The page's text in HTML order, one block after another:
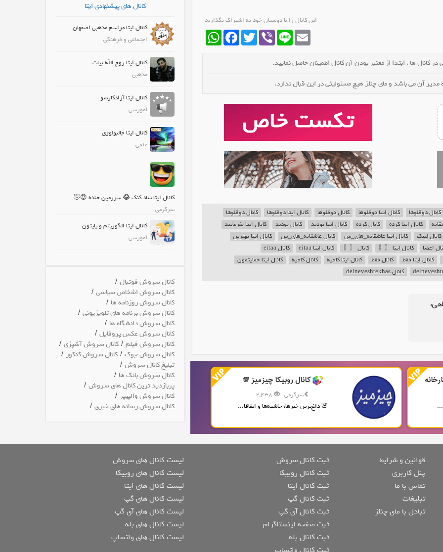
کنید 🙇🙏❤
این کانال را با دوستان خود به اشتراک بگذارید
WhatsAppFacebookTwitter Viber Line Email
کانال ها ، ابتدا از معتبر بودن آن کانال اطمینان حاصل نمایید.
آن می باشد و مای چنلز هیچ مسئولیتی در این قبال ندارد.
کانال دوقلوها کانال ایتا دوقلوها کانال دوقلوها کانال ایتا دوقلوها
کانال دوقلوها
کانال ایتا کرده کانال کرده کانال ایتا بودید کانال بودید
کانال ایتا بفرمایید
کانال لینک کانال ایتا عاشقانه_های_من کانال عاشقانه_های_من
کانال ایتا بهترین
اعضا کانال ایتا 〖〗 کانال 〖〗 کانال ایتا eitaa
کانال eitaa
کانال ایتا فقط کانال فقط کانال ایتا کافیه کانال کافیه
کانال ایتا حمایتمون
کانال delneveshtekhas
کانال روبیکا چیزمیز 💯
سرگرمی
2,438
🚨 داغ‌ترین خبرها، حاشیه‌ها و اتفاقا...
کانال های پیشنهادی ایتا
کانال ایتا مراسم مذهبی اصفهان
اجتماعی و فرهنگی
کانال ایتا روح الله بیات
مذهبی
کانال ایتا آزادکارشو
آموزشی
کانال ایتا جالبولوژی
علمی
کانال ایتا شاد کنک 😂 سرزمین خنده 😍🤣
سرگرمی
کانال ایتا الگوریتم و پایتون
آموزشی
کانال سروش فوتبال/
کانال سروش اشخاص سیاسی/
کانال سروش روزنامه ها /
کانال سروش برنامه های تلویزیونی/
کانال سروش دانشگاه ها /
کانال سروش عکس پروفایل/
کانال سروش فیلم/ کانال سروش آشپزی/
کانال سروش جوک/ کانال سروش کنکور/
تبلیغ کانال سروش/
کانال سروش بانک ها /
پربازدید ترین کانال های سروش/
کانال سروش والپیپر/
کانال سروش رسانه های خبری/
قوانین و شرایط
پنل کاربری
تماس با ما
تبلیغات
تبادل با مای چنلز
ثبت کانال سروش
ثبت کانال روبیکا
ثبت کانال ایتا
ثبت کانال گپ
ثبت کانال آی گپ
ثبت صفحه اینستاگرام
ثبت کانال بله
لیست کانال های سروش
لیست کانال های روبیکا
لیست کانال های ایتا
لیست کانال های گپ
لیست کانال های آی گپ
لیست کانال های بله
لیست کانال های واتساپ